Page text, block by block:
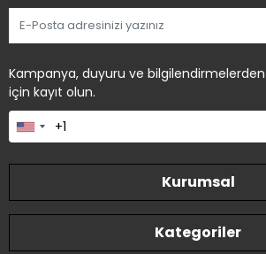
Kampanya, duyuru ve
için kayıt olun.
Kurumsal
Kategoriler